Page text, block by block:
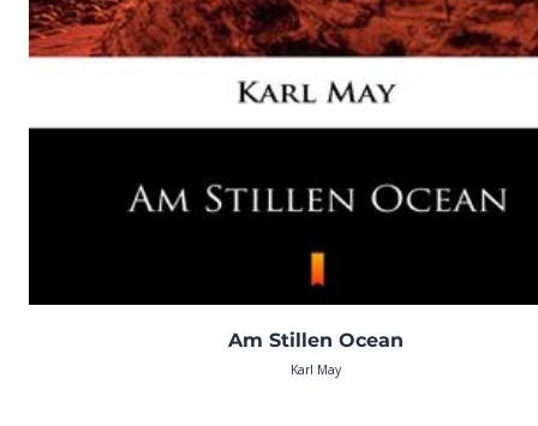
Am Stillen Ocean
Karl May